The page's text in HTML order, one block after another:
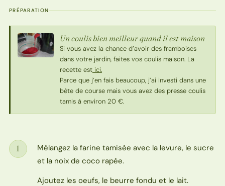
PRÉPARATION
Un coulis bien meilleur quand il est maison
Si vous avez la chance d’avoir des framboises
dans votre jardin, faites vos coulis maison. La
recette estici.
Parce que j’en fais beaucoup, j’ai investi dans une
bête de course mais vous avez des presse coulis
tamis à environ 20 €.
Étape
1
Mélangez la farine tamisée avec la levure, le sucre
et la noix de coco rapée.
Ajoutez les oeufs, le beurre fondu et le lait.